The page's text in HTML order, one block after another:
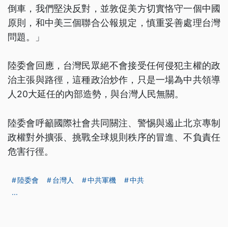
倒車，我們堅決反對，並敦促美方切實恪守一個中國
原則，和中美三個聯合公報規定，慎重妥善處理台灣
問題。」
陸委會回應，台灣民眾絕不會接受任何侵犯主權的政
治主張與路徑，這種政治炒作，只是一場為中共領導
人20大延任的內部造勢，與台灣人民無關。
陸委會呼籲國際社會共同關注、警惕與遏止北京專制
政權對外擴張、挑戰全球規則秩序的冒進、不負責任
危害行徑。
陸委會 台灣人 中共軍機
中共
...